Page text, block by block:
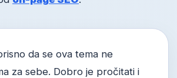
da se ova tema ne
za sebe. Dobro je pročitati i